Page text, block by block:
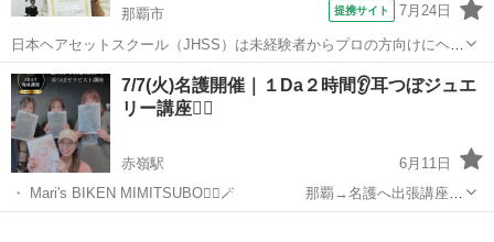
那覇市 提携サイト 7月24日
日本ヘアセットスクール（JHSS）は未経験者からプロの方向けにヘア
セットの専門知識・技術を指導するスクールです！長期～短期まで、
自分にピッタリ合ったコースを選択することが出来ます！ 何のスキル
を身に付ければいいか分からない...
沖縄 那覇市 その他
7/7(火)名護開催｜１Da２時間👂耳つぼジュエ
リー講座❤️‍🔥
赤嶺駅
6月11日
・ Mari's BIKEN MIMITSUBO👂🏻🪄 那覇→名護へ出張講座へ
♡♡ 7/7(水)時間調整中 場所：名護市産業支援センター（予定）